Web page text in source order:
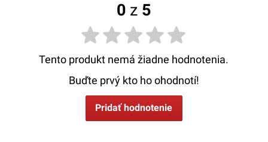
0 z 5
Tento produkt nemá žiadne hodnotenia.
Buďte prvý kto ho ohodnotí!
Pridať hodnotenie